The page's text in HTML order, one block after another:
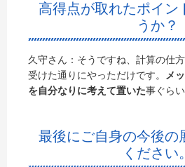
高得点が取れたポイン
うか？
久守さん：そうですね、計算の仕
受けた通りにやっただけです。 メ
を自分なりに考えて置いた事ぐら
最後にご自身の今後の
ください。